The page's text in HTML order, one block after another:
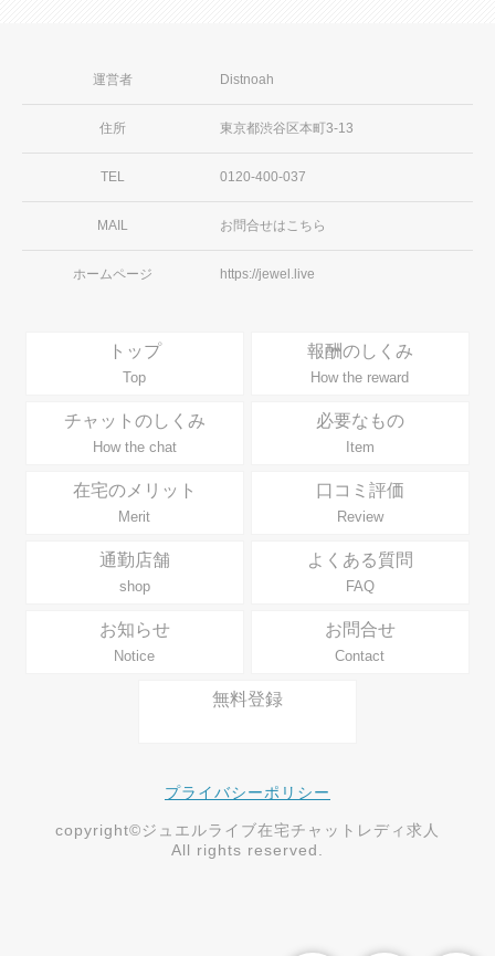
運営者 Distnoah
住所 東京都渋谷区本町3-13
TEL 0120-400-037
MAIL お問合せはこちら
ホームページ https://jewel.live
トップ
Top
報酬のしくみ
How the reward
チャットのしくみ
How the chat
必要なもの
Item
在宅のメリット
Merit
口コミ評価
Review
通勤店舗
shop
よくある質問
FAQ
お知らせ
Notice
お問合せ
Contact
無料登録
プライバシーポリシー
copyright©ジュエルライブ在宅チャットレディ求人
All rights reserved.